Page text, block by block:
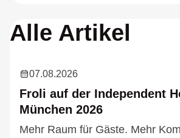
Alle Artikel
07.08.2026
Froli auf der Independent
München 2026
Mehr Raum für Gäste. Mehr